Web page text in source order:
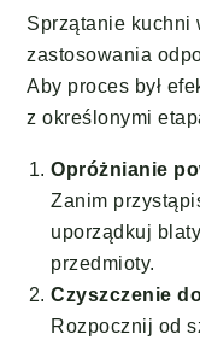
Sprzątanie kuchni
zastosowania
Aby proces był
z określonymi
Opróżnianie
Zanim
uporządkuj
przedmioty.
Czyszczenie
Rozpocznij od